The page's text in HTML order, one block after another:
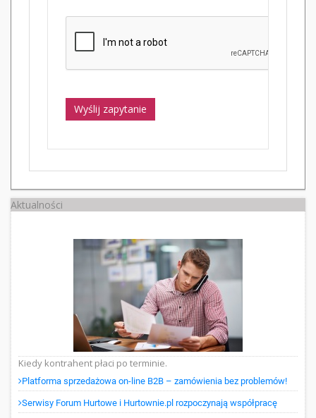
Wyślij zapytanie
Aktualności
Kiedy kontrahent płaci po terminie.
Platforma sprzedażowa on-line B2B – zamówienia bez problemów!
Serwisy Forum Hurtowe i Hurtownie.pl rozpoczynają współpracę